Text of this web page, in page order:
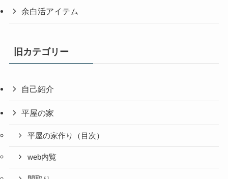
余白活アイテム
旧カテゴリー
自己紹介
平屋の家
平屋の家作り（目次）
web内覧